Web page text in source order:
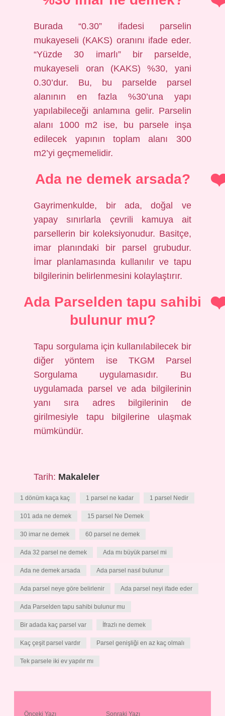
Burada “0.30” ifadesi parselin
mukayeseli (KAKS) oranını ifade eder.
“Yüzde 30 imarlı” bir parselde,
mukayeseli oran (KAKS) %30, yani
0.30’dur. Bu, bu parselde parsel
alanının en fazla %30’una yapı
yapılabileceği anlamına gelir. Parselin
alanı 1000 m2 ise, bu parsele inşa
edilecek yapının toplam alanı 300
m2’yi geçmemelidir.
Ada ne demek arsada?
Gayrimenkulde, bir ada, doğal ve
yapay sınırlarla çevrili kamuya ait
parsellerin bir koleksiyonudur. Basitçe,
imar planındaki bir parsel grubudur.
İmar planlamasında kullanılır ve tapu
bilgilerinin belirlenmesini kolaylaştırır.
Ada Parselden tapu sahibi
bulunur mu?
Tapu sorgulama için kullanılabilecek bir
diğer yöntem ise TKGM Parsel
Sorgulama uygulamasıdır. Bu
uygulamada parsel ve ada bilgilerinin
yanı sıra adres bilgilerinin de
girilmesiyle tapu bilgilerine ulaşmak
mümkündür.
Tarih: Makaleler
1 dönüm kaça kaç 1 parsel ne kadar 1 parsel Nedir
101 ada ne demek 15 parsel Ne Demek
30 imar ne demek 60 parsel ne demek
Ada 32 parsel ne demek Ada mı büyük parsel mi
Ada ne demek arsada Ada parsel nasıl bulunur
Ada parsel neye göre belirlenir Ada parsel neyi ifade eder
Ada Parselden tapu sahibi bulunur mu
Bir adada kaç parsel var İfrazlı ne demek
Kaç çeşit parsel vardır Parsel genişliği en az kaç olmalı
Tek parsele iki ev yapılır mı
Önceki Yazı Sonraki Yazı